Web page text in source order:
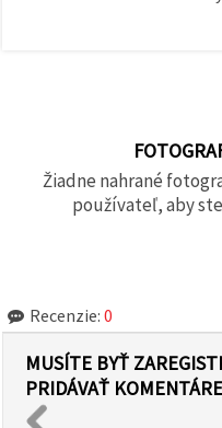
Žiadne nahrané
používateľ, aby
Recenzie: 0
MUSÍTE BYŤ
PRIDÁVAŤ KOMENTÁRE